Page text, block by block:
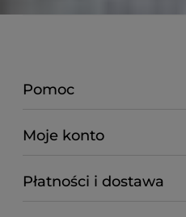
Pomoc
Moje konto
Płatności i dostawa